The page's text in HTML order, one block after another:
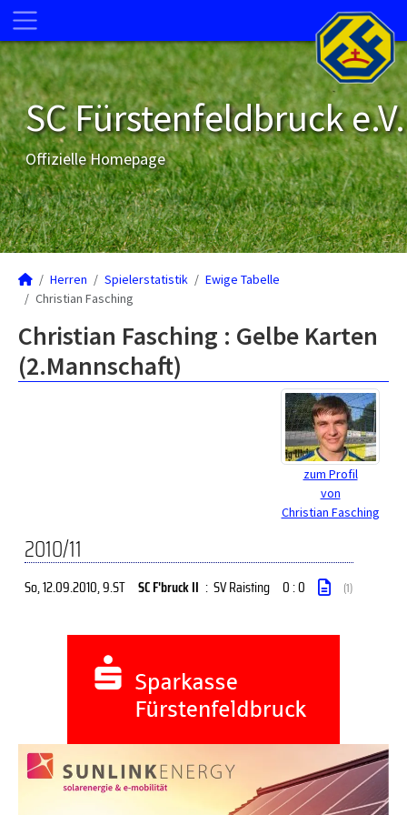
SC Fürstenfeldbruck e.V.
Offizielle Homepage
Herren Spielerstatistik
Ewige Tabelle
Christian Fasching
Christian Fasching : Gelbe Karten
(2.Mannschaft)
zum Profil
von
Christian Fasching
2010/11
So, 12.09.2010, 9.ST SC F'bruck II : SV Raisting 0 : 0 (1)